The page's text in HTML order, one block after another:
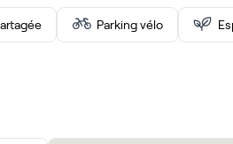
Parking vélo